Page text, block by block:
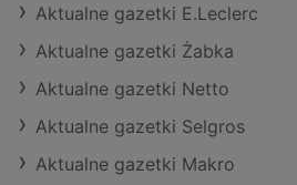
Aktualne gazetki E.Leclerc
Aktualne gazetki Żabka
Aktualne gazetki Netto
Aktualne gazetki Selgros
Aktualne gazetki Makro